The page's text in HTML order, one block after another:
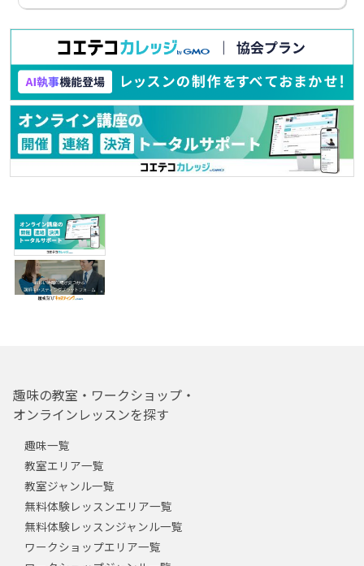
趣味の教室・ワークショップ・
オンラインレッスンを探す
趣味一覧
教室エリア一覧
教室ジャンル一覧
無料体験レッスンエリア一覧
無料体験レッスンジャンル一覧
ワークショップエリア一覧